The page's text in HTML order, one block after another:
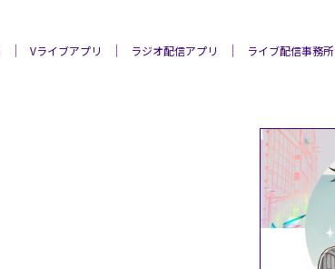
Vライブアプリ ラジオ配信アプリ ライブ配信事務所